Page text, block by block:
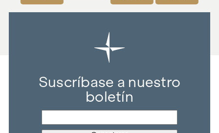
Suscríbase a nuestro
boletín